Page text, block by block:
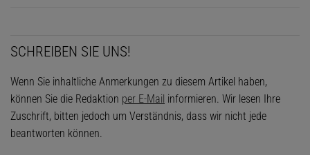
SCHREIBEN SIE UNS!
Wenn Sie inhaltliche Anmerkungen zu diesem Artikel haben,
können Sie die Redaktion per E-Mail informieren. Wir lesen Ihre
Zuschrift, bitten jedoch um Verständnis, dass wir nicht jede
beantworten können.